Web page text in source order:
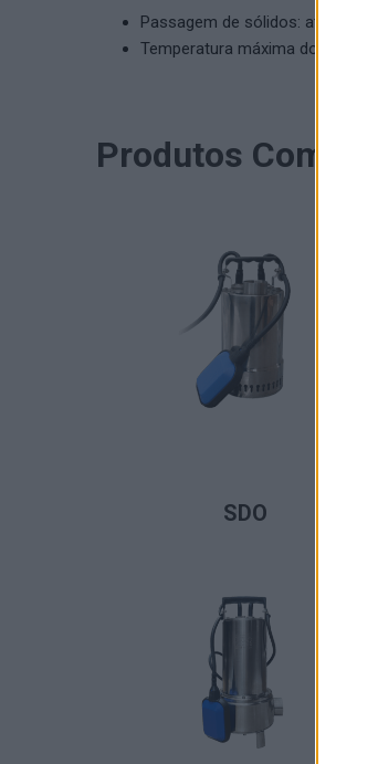
Passagem de sólidos: até 38 mm
Temperatura máxima do líquido:
Produtos
SDO